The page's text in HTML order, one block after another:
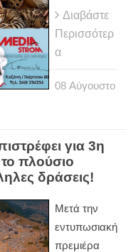
Διαβάστε
Περισσότερ
α
08 Αύγουστο
για 3η
πλούσιο
δράσεις!
Μετά την
εντυπωσιακή
πρεμιέρα